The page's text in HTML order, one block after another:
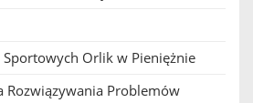
Orlik w Pieniężnie
Rozwiązywania Problemów